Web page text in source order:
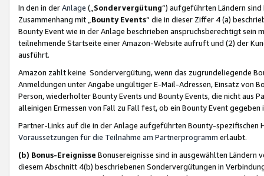
In den in derAnlage („ Sondervergütung“) aufgeführten Ländern
Zusammenhang mit „ Bounty Events“ die in dieser Ziffer 4 (a)
Bounty Event wie in der Anlage beschrieben anspruchsberechtigt sein
teilnehmende Startseite einer Amazon-Website aufruft und (2) der
ausführt.
Amazon zahlt keine Sondervergütung, wenn das zugrundeliegende
Anmeldungen unter Angabe ungültiger E-Mail-Adressen, Einsatz von
Person, wiederholter Bounty Events und Bounty Events, die nicht
alleinigen Ermessen von Fall zu Fall fest, ob ein Bounty Event
Partner-Links auf die in der Anlage aufgeführten Bounty-spezifischen
Voraussetzungen für die Teilnahme am Partnerprogramm erlaubt.
(b) Bonus-Ereignisse Bonusereignisse sind in ausgewählten Ländern
diesem Abschnitt 4(b) beschriebenen Sondervergütungen in